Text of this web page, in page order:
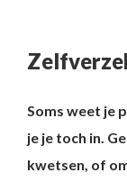
Soms weet je
je je toch in.
kwetsen, of